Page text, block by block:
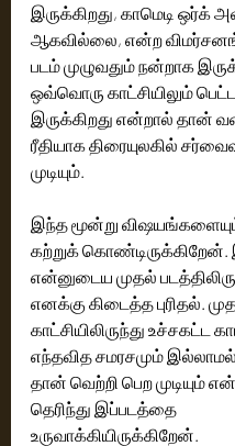
இருக்கிறது, காமெடி ஒர்க்
ஆகவில்லை, என்ற
படம் முழுவதும் நன்றாக
ஒவ்வொரு காட்சியிலும்
இருக்கிறது என்றால் தான்
ரீதியாக திரையுலகில்
இந்த மூன்று விஷ‌யங்களையும் நான்
கற்றுக் கொண்டிருக்கிறேன்.
என்னுடைய முதல்
எனக்கு கிடைத்த புரிதல்.‌ முதல்
காட்சியிலிருந்து உச்சகட்ட
எந்தவித சமரசமும்
தான் வெற்றி பெற முடியும்
தெரிந்து இப்படத்தை
உருவாக்கியிருக்கிறேன்.